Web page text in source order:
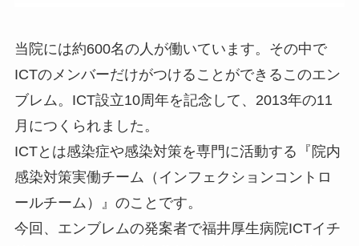
当院には約600名の人が働いています。その中で
ICTのメンバーだけがつけることができるこのエン
ブレム。ICT設立10周年を記念して、2013年の11
月につくられました。
ICTとは感染症や感染対策を専門に活動する『院内
感染対策実働チーム（インフェクションコントロ
ールチーム）』のことです。
今回、エンブレムの発案者で福井厚生病院ICTイチ